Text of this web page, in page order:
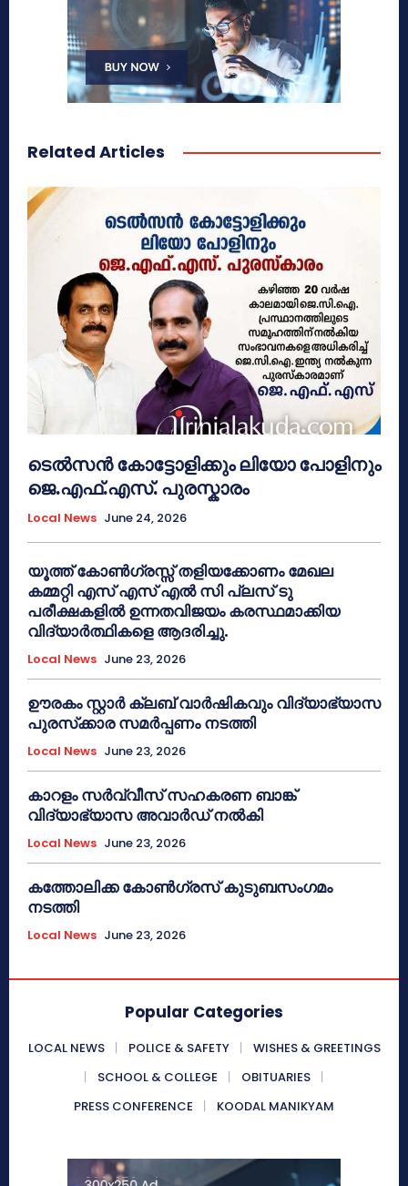
Related Articles
ടെൽസൻ കോട്ടോളിക്കും ലിയോ പോളിനും
ജെ.എഫ്.എസ്. പുരസ്കാരം
Local News June 24, 2026
യൂത്ത് കോൺഗ്രസ്സ് തളിയക്കോണം മേഖല
കമ്മറ്റി എസ് എസ് എൽ സി പ്ലസ് ടു
പരീക്ഷകളിൽ ഉന്നതവിജയം കരസ്ഥമാക്കിയ
വിദ്യാർത്ഥികളെ ആദരിച്ചു.
Local News June 23, 2026
ഊരകം സ്റ്റാർ ക്ലബ് വാർഷികവും വിദ്യാഭ്യാസ
പുരസ്‌ക്കാര സമർപ്പണം നടത്തി
Local News June 23, 2026
കാറളം സർവ്വീസ് സഹകരണ ബാങ്ക്
വിദ്യാഭ്യാസ അവാർഡ് നൽകി
Local News June 23, 2026
കത്തോലിക്ക കോൺഗ്രസ് കുടുബസംഗമം
നടത്തി
Local News June 23, 2026
Popular Categories
LOCAL NEWS POLICE & SAFETY
WISHES & GREETINGS
SCHOOL & COLLEGE
OBITUARIES
PRESS CONFERENCE
KOODAL MANIKYAM